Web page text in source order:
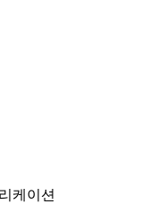
케이션